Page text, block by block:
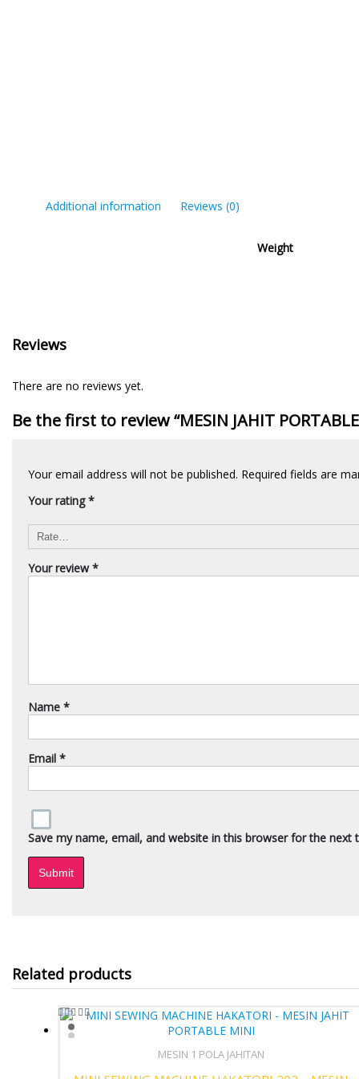
Additional information
Reviews (0)
Weight
Reviews
There are no reviews yet.
Be the first to review “MESIN JAHIT
Your email address will not be published. Required fields are
Your rating*
Your review*
Name *
Email *
Save my name, email, and website in this browser for the next
Related products
MESIN 1 POLA JAHITAN